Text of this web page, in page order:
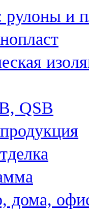
рулоны и
QSB
дома,